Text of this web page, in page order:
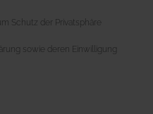
Schutz der Privatsphäre
sowie deren Einwilligung